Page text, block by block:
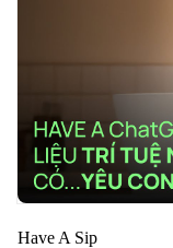
Have A Sip